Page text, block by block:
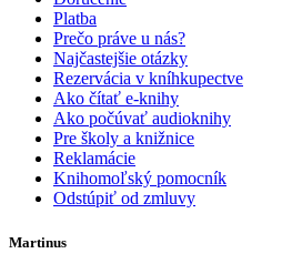
Platba
Prečo práve u nás?
Najčastejšie otázky
Rezervácia v kníhkupectve
Ako čítať e-knihy
Ako počúvať audioknihy
Pre školy a knižnice
Reklamácie
Knihomoľský pomocník
Odstúpiť od zmluvy
Martinus